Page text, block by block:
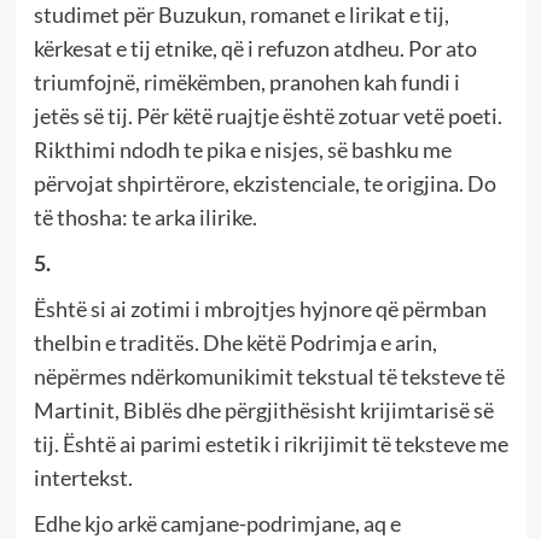
studimet për Buzukun, romanet e lirikat e tij,
kërkesat e tij etnike, që i refuzon atdheu. Por ato
triumfojnë, rimëkëmben, pranohen kah fundi i
jetës së tij. Për këtë ruajtje është zotuar vetë poeti.
Rikthimi ndodh te pika e nisjes, së bashku me
përvojat shpirtërore, ekzistenciale, te origjina. Do
të thosha: te arka ilirike.
5.
Është si ai zotimi i mbrojtjes hyjnore që përmban
thelbin e traditës. Dhe këtë Podrimja e arin,
nëpërmes ndërkomunikimit tekstual të teksteve të
Martinit, Biblës dhe përgjithësisht krijimtarisë së
tij. Është ai parimi estetik i rikrijimit të teksteve me
intertekst.
Edhe kjo arkë camjane-podrimjane, aq e